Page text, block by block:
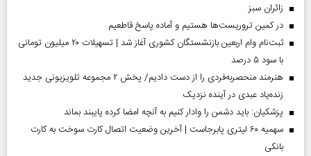
‌زائران سبز
در کمین تروریست‌ها هستیم و آماده پاسخ قاطعیم
ثبت‌نام وام اربعین بازنشستگان کشوری آغاز شد | تسهیلات ۲۰ میلیون تومانی
با سود ۵ درصد
هنرمند منحصر‌به‌فردی را از دست دادیم/ پخش ۲ مجموعه تلویزیونی جدید
زنده‌یاد عبدی در آینده نزدیک
پزشکیان: باید دشمن را وادار کنیم به آنچه امضا کرده پایبند بماند
سهمیه ۶۰ لیتری پابرجاست | آخرین وضعیت اتصال کارت سوخت به کارت
بانکی